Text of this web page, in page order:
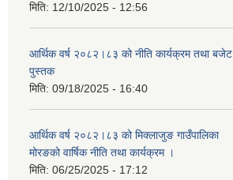
मिति: 12/10/2025 - 12:56
आर्थिक वर्ष २०८२।८३ को नीति कार्यक्रम तथा बजेट
पुस्तक
मिति: 09/18/2025 - 16:40
आर्थिक वर्ष २०८२।८३ को मिक्लाजुङ गाउँपालिका
मोरङको वार्षिक नीति तथा कार्यक्रम ।
मिति: 06/25/2025 - 17:12